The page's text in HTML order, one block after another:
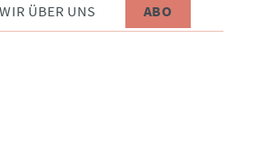
WIR ÜBER UNS ABO